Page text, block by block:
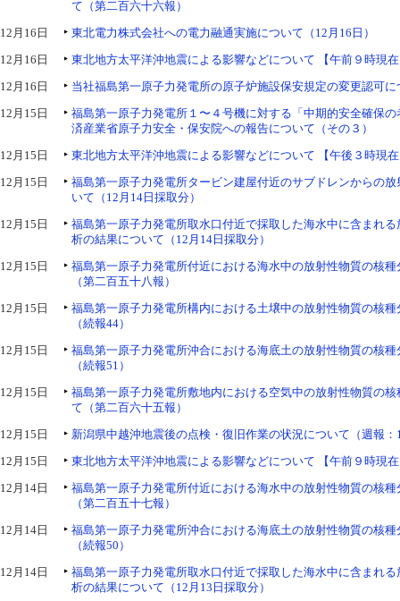
て（第二百六十六報）
12月16日
東北電力株式会社への電力融通実施について（12月16日）
12月16日
東北地方太平洋沖地震による影響などについて 【午前９時現
12月16日
当社福島第一原子力発電所の原子炉施設保安規定の変更認可に
12月15日
福島第一原子力発電所１〜４号機に対する「中期的安全確保
済産業省原子力安全・保安院への報告について（その３）
12月15日
東北地方太平洋沖地震による影響などについて 【午後３時現
12月15日
福島第一原子力発電所タービン建屋付近のサブドレンからの
いて（12月14日採取分）
12月15日
福島第一原子力発電所取水口付近で採取した海水中に含まれ
析の結果について（12月14日採取分）
12月15日
福島第一原子力発電所付近における海水中の放射性物質の核
（第二百五十八報）
12月15日
福島第一原子力発電所構内における土壌中の放射性物質の核
（続報44）
12月15日
福島第一原子力発電所沖合における海底土の放射性物質の核
（続報51）
12月15日
福島第一原子力発電所敷地内における空気中の放射性物質の
て（第二百六十五報）
12月15日
新潟県中越沖地震後の点検・復旧作業の状況について（週報：
12月15日
東北地方太平洋沖地震による影響などについて 【午前９時現
12月14日
福島第一原子力発電所付近における海水中の放射性物質の核
（第二百五十七報）
12月14日
福島第一原子力発電所沖合における海底土の放射性物質の核
（続報50）
12月14日
福島第一原子力発電所取水口付近で採取した海水中に含まれ
析の結果について（12月13日採取分）